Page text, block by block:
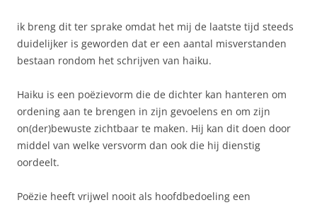
ik breng dit ter sprake omdat het mij de laatste tijd steeds
duidelijker is geworden dat er een aantal misverstanden
bestaan rondom het schrijven van haiku.
Haiku is een poëzievorm die de dichter kan hanteren om
ordening aan te brengen in zijn gevoelens en om zijn
on(der)bewuste zichtbaar te maken. Hij kan dit doen door
middel van welke versvorm dan ook die hij dienstig
oordeelt.
Poëzie heeft vrijwel nooit als hoofdbedoeling een